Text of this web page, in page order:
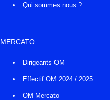
Qui sommes nous ?
MERCATO
Dirigeants OM
Effectif OM 2024 / 2025
OM Mercato